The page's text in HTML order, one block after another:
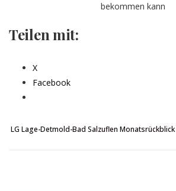
bekommen kann
Teilen mit:
X
Facebook
LG Lage-Detmold-Bad Salzuflen Monatsrückblick